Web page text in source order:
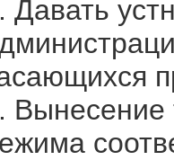
Давать
Вынесение